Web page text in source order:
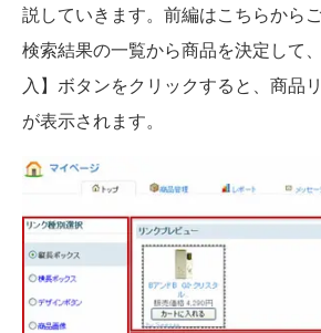
説していきます。前編はこちらから
検索結果の一覧から商品を決定して
入】ボタンをクリックすると、商品
が表示されます。